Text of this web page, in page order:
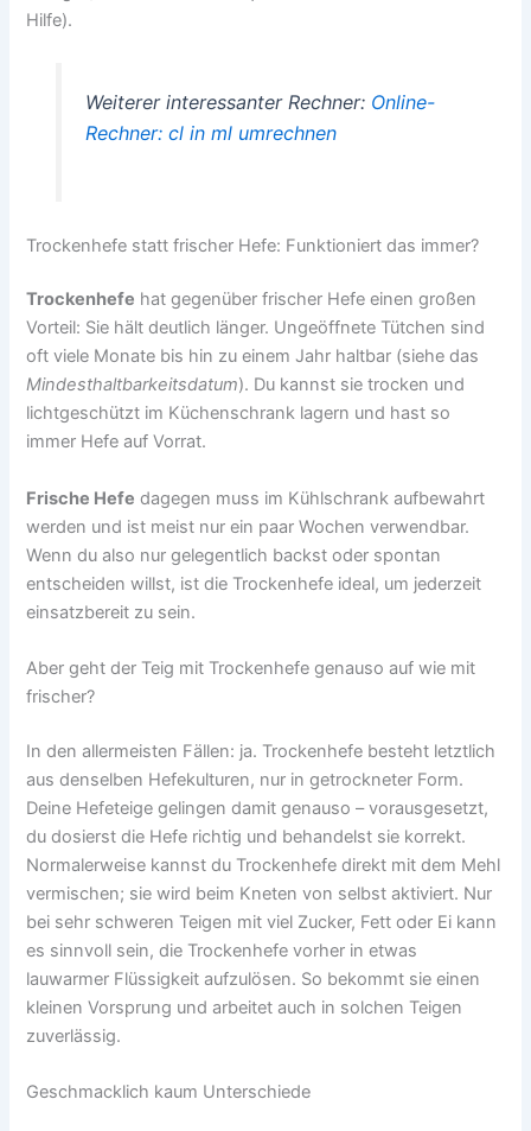
Hilfe).
Weiterer interessanter Rechner: Online-
Rechner: cl in ml umrechnen
Trockenhefe statt frischer Hefe: Funktioniert das immer?
Trockenhefe hat gegenüber frischer Hefe einen großen
Vorteil: Sie hält deutlich länger. Ungeöffnete Tütchen sind
oft viele Monate bis hin zu einem Jahr haltbar (siehe das
Mindesthaltbarkeitsdatum). Du kannst sie trocken und
lichtgeschützt im Küchenschrank lagern und hast so
immer Hefe auf Vorrat.
Frische Hefe dagegen muss im Kühlschrank aufbewahrt
werden und ist meist nur ein paar Wochen verwendbar.
Wenn du also nur gelegentlich backst oder spontan
entscheiden willst, ist die Trockenhefe ideal, um jederzeit
einsatzbereit zu sein.
Aber geht der Teig mit Trockenhefe genauso auf wie mit
frischer?
In den allermeisten Fällen: ja. Trockenhefe besteht letztlich
aus denselben Hefekulturen, nur in getrockneter Form.
Deine Hefeteige gelingen damit genauso – vorausgesetzt,
du dosierst die Hefe richtig und behandelst sie korrekt.
Normalerweise kannst du Trockenhefe direkt mit dem Mehl
vermischen; sie wird beim Kneten von selbst aktiviert. Nur
bei sehr schweren Teigen mit viel Zucker, Fett oder Ei kann
es sinnvoll sein, die Trockenhefe vorher in etwas
lauwarmer Flüssigkeit aufzulösen. So bekommt sie einen
kleinen Vorsprung und arbeitet auch in solchen Teigen
zuverlässig.
Geschmacklich kaum Unterschiede